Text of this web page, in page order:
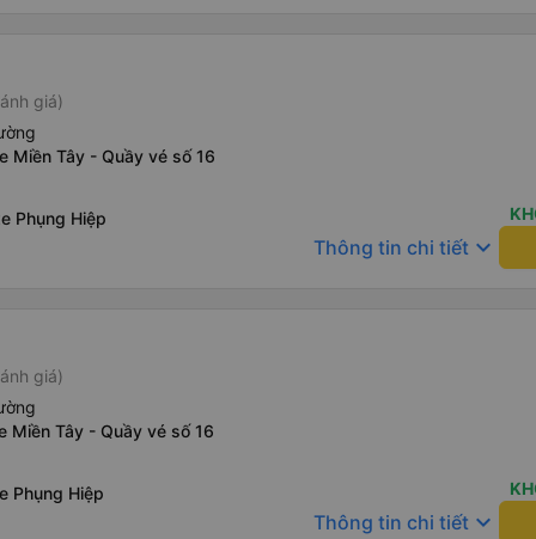
giá)
Miền Tây - Quầy vé số 16
Phụng Hiệp
Thông tin chi tiết keyboard_arrow_down
giá)
Miền Tây - Quầy vé số 16
Phụng Hiệp
Thông tin chi tiết keyboard_arrow_down